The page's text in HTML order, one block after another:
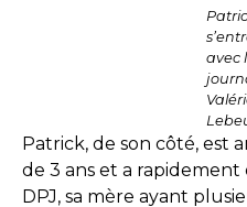
avec
Patrick, de son côté, est
de 3 ans et a
DPJ, sa mère ayant